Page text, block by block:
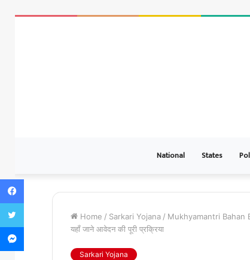
National States
Home / Sarkari Yojana / Mukhyamantri Bahan
यहाँ जाने आवेदन की पूरी प्रक्रिया
Sarkari Yojana
Facebook
Twitter
Messenger